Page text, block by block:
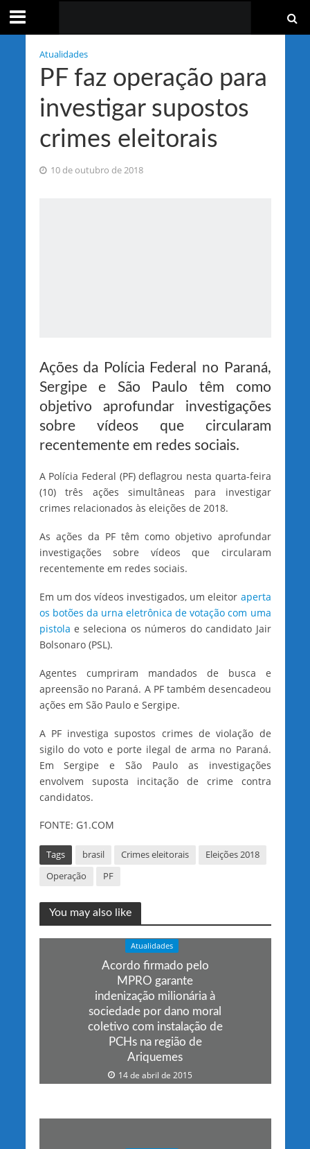
Atualidades
PF faz operação para
investigar supostos
crimes eleitorais
10 de outubro de 2018
Ações da Polícia Federal no Paraná,
Sergipe e São Paulo têm como
objetivo aprofundar investigações
sobre vídeos que circularam
recentemente em redes sociais.
A Polícia Federal (PF) deflagrou nesta quarta-feira
(10) três ações simultâneas para investigar
crimes relacionados às eleições de 2018.
As ações da PF têm como objetivo aprofundar
investigações sobre vídeos que circularam
recentemente em redes sociais.
Em um dos vídeos investigados, um eleitor aperta
os botões da urna eletrônica de votação com uma
pistola e seleciona os números do candidato Jair
Bolsonaro (PSL).
Agentes cumpriram mandados de busca e
apreensão no Paraná. A PF também desencadeou
ações em São Paulo e Sergipe.
A PF investiga supostos crimes de violação de
sigilo do voto e porte ilegal de arma no Paraná.
Em Sergipe e São Paulo as investigações
envolvem suposta incitação de crime contra
candidatos.
FONTE: G1.COM
Tags brasil Crimes eleitorais
Eleições 2018
Operação
PF
You may also like
Atualidades
Acordo firmado pelo
MPRO garante
indenização milionária à
sociedade por dano moral
coletivo com instalação de
PCHs na região de
Ariquemes
14 de abril de 2015